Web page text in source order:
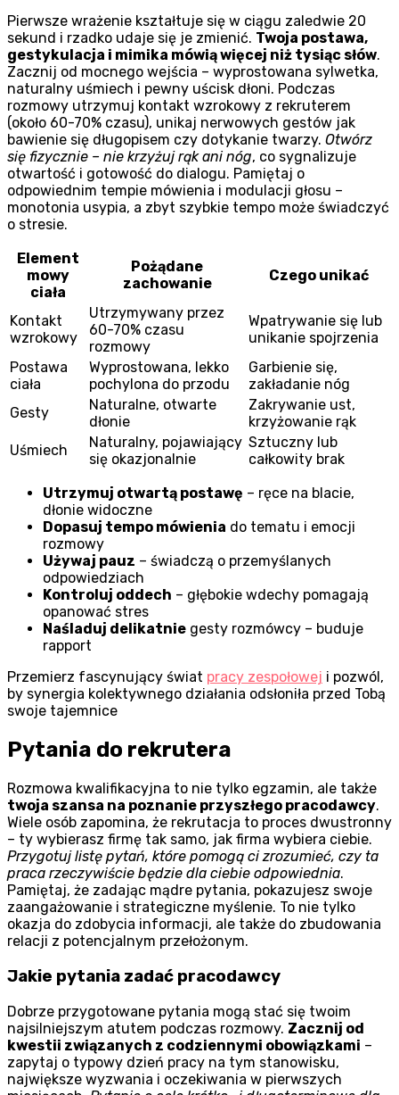
Pierwsze wrażenie kształtuje się w ciągu zaledwie 20
sekund i rzadko udaje się je zmienić. Twoja postawa,
gestykulacja i mimika mówią więcej niż tysiąc słów.
Zacznij od mocnego wejścia – wyprostowana sylwetka,
naturalny uśmiech i pewny uścisk dłoni. Podczas
rozmowy utrzymuj kontakt wzrokowy z rekruterem
(około 60-70% czasu), unikaj nerwowych gestów jak
bawienie się długopisem czy dotykanie twarzy. Otwórz
się fizycznie – nie krzyżuj rąk ani nóg, co sygnalizuje
otwartość i gotowość do dialogu. Pamiętaj o
odpowiednim tempie mówienia i modulacji głosu –
monotonia usypia, a zbyt szybkie tempo może świadczyć
o stresie.
Element
mowy
ciała
Pożądane
zachowanie
Czego unikać
Kontakt
wzrokowy
Utrzymywany przez
60-70% czasu
rozmowy
Wpatrywanie się lub
unikanie spojrzenia
Postawa
ciała
Wyprostowana, lekko
pochylona do przodu
Garbienie się,
zakładanie nóg
Gesty
Naturalne, otwarte
dłonie
Zakrywanie ust,
krzyżowanie rąk
Uśmiech
Naturalny, pojawiający
się okazjonalnie
Sztuczny lub
całkowity brak
Utrzymuj otwartą postawę – ręce na blacie,
dłonie widoczne
Dopasuj tempo mówienia do tematu i emocji
rozmowy
Używaj pauz – świadczą o przemyślanych
odpowiedziach
Kontroluj oddech – głębokie wdechy pomagają
opanować stres
Naśladuj delikatnie gesty rozmówcy – buduje
rapport
Przemierz fascynujący świat pracy zespołowej i pozwól,
by synergia kolektywnego działania odsłoniła przed Tobą
swoje tajemnice
Pytania do rekrutera
Rozmowa kwalifikacyjna to nie tylko egzamin, ale także
twoja szansa na poznanie przyszłego pracodawcy.
Wiele osób zapomina, że rekrutacja to proces dwustronny
– ty wybierasz firmę tak samo, jak firma wybiera ciebie.
Przygotuj listę pytań, które pomogą ci zrozumieć, czy ta
praca rzeczywiście będzie dla ciebie odpowiednia.
Pamiętaj, że zadając mądre pytania, pokazujesz swoje
zaangażowanie i strategiczne myślenie. To nie tylko
okazja do zdobycia informacji, ale także do zbudowania
relacji z potencjalnym przełożonym.
Jakie pytania zadać pracodawcy
Dobrze przygotowane pytania mogą stać się twoim
najsilniejszym atutem podczas rozmowy. Zacznij od
kwestii związanych z codziennymi obowiązkami –
zapytaj o typowy dzień pracy na tym stanowisku,
największe wyzwania i oczekiwania w pierwszych